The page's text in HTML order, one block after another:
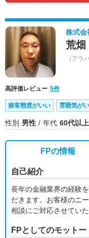
株式
荒畑
（アラ
高評価レビュー 5件
接客態度がいい 雰囲気が
性別 男性 年代 60代以上
FPの情報
自己紹介
長年の金融業界の経験
だきます。お客様のニ
相談にご対応させていた
FPとしてのモットー